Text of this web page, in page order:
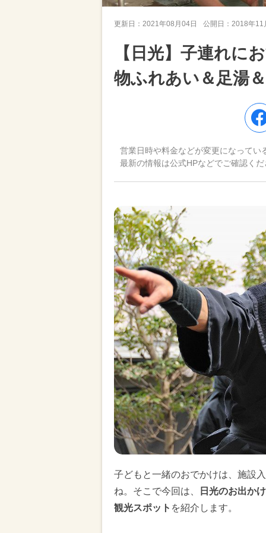
更新日： 2021年08月04日 公開日： 2018年11
【日光】子連れ
物ふれあい＆足湯
営業日時や料金などが変更になってい
最新の情報は公式HPなどでご確認く
子どもと一緒のおでかけは、施設
ね。そこで今回は、
日光のお出か
観光スポット を紹介します。